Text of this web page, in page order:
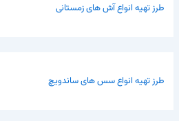
طرز تهیه انواع آش های زمستانی
طرز تهیه انواع سس های ساندویچ